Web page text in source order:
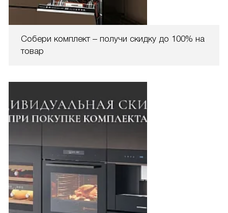
Собери комплект – получи скидку до 100% на
товар